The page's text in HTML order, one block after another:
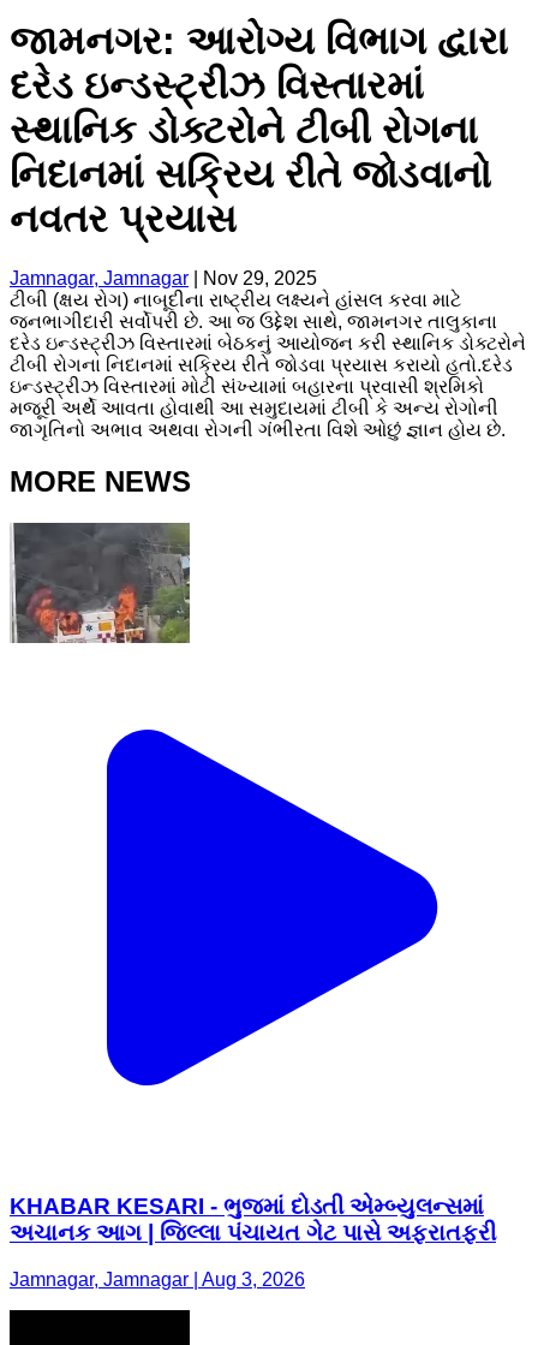
જામનગર: આરોગ્ય વિભાગ દ્વારા
દરેડ ઇન્ડસ્ટ્રીઝ વિસ્તારમાં
સ્થાનિક ડોક્ટરોને ટીબી રોગના
નિદાનમાં સક્રિય રીતે જોડવાનો
નવતર પ્રયાસ
Jamnagar, Jamnagar
Nov 29, 2025
ટીબી (ક્ષય રોગ) નાબૂદીના રાષ્ટ્રીય લક્ષ્યને હાંસલ કરવા માટે
જનભાગીદારી સર્વોપરી છે. આ જ ઉદ્દેશ સાથે, જામનગર તાલુકાના
દરેડ ઇન્ડસ્ટ્રીઝ વિસ્તારમાં બેઠકનું આયોજન કરી સ્થાનિક ડોક્ટરોને
ટીબી રોગના નિદાનમાં સક્રિય રીતે જોડવા પ્રયાસ કરાયો હતો.દરેડ
ઇન્ડસ્ટ્રીઝ વિસ્તારમાં મોટી સંખ્યામાં બહારના પ્રવાસી શ્રમિકો
મજૂરી અર્થે આવતા હોવાથી આ સમુદાયમાં ટીબી કે અન્ય રોગોની
જાગૃતિનો અભાવ અથવા રોગની ગંભીરતા વિશે ઓછું જ્ઞાન હોય છે.
MORE NEWS
KHABAR KESARI - ભુજમાં દોડતી એમ્બ્યુલન્સમાં
અચાનક આગ | જિલ્લા પંચાયત ગેટ પાસે અફરાતફરી
Jamnagar, Jamnagar | Aug 3, 2026